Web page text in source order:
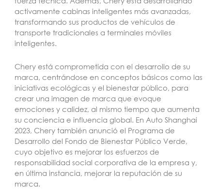
activamente cabinas inteligentes más avanzadas,
transformando sus productos de vehículos de
transporte tradicionales a terminales móviles
inteligentes.
Chery está comprometida con el desarrollo de su
marca, centrándose en conceptos básicos como las
iniciativas ecológicas y el bienestar público, para
crear una imagen de marca que evoque
emociones y calidez, al mismo tiempo que aumenta
su conciencia e influencia global. En Auto Shanghai
2023, Chery también anunció el Programa de
Desarrollo del Fondo de Bienestar Público Verde,
cuyo objetivo es mejorar los esfuerzos de
responsabilidad social corporativa de la empresa y,
en última instancia, mejorar la reputación de su
marca.